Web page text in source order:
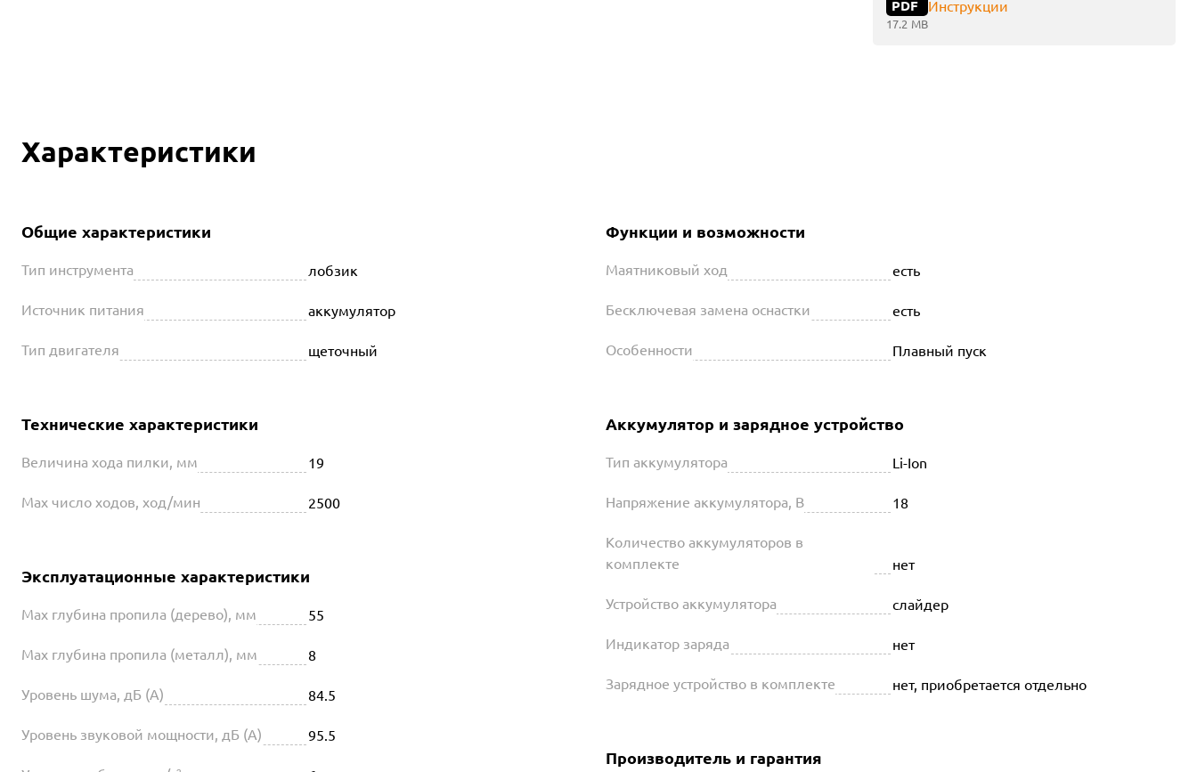
PDF
17.2 MB
Инструкции
Характеристики
Общие характеристики
Тип инструмента лобзик
Источник питания аккумулятор
Тип двигателя щеточный
Технические характеристики
Величина хода пилки, мм 19
Max число ходов, ход/мин 2500
Эксплуатационные характеристики
Мах глубина пропила (дерево), мм 55
Max глубина пропила (металл), мм 8
Уровень шума, дБ (А) 84.5
Уровень звуковой мощности, дБ (А) 95.5
Функции и возможности
Маятниковый ход есть
Бесключевая замена оснастки есть
Особенности Плавный пуск
Аккумулятор и зарядное устройство
Тип аккумулятора Li-Ion
Напряжение аккумулятора, В 18
Количество аккумуляторов в
комплекте
нет
Устройство аккумулятора слайдер
Индикатор заряда нет
Зарядное устройство в комплекте нет, приобретается отдельно
Производитель и гарантия